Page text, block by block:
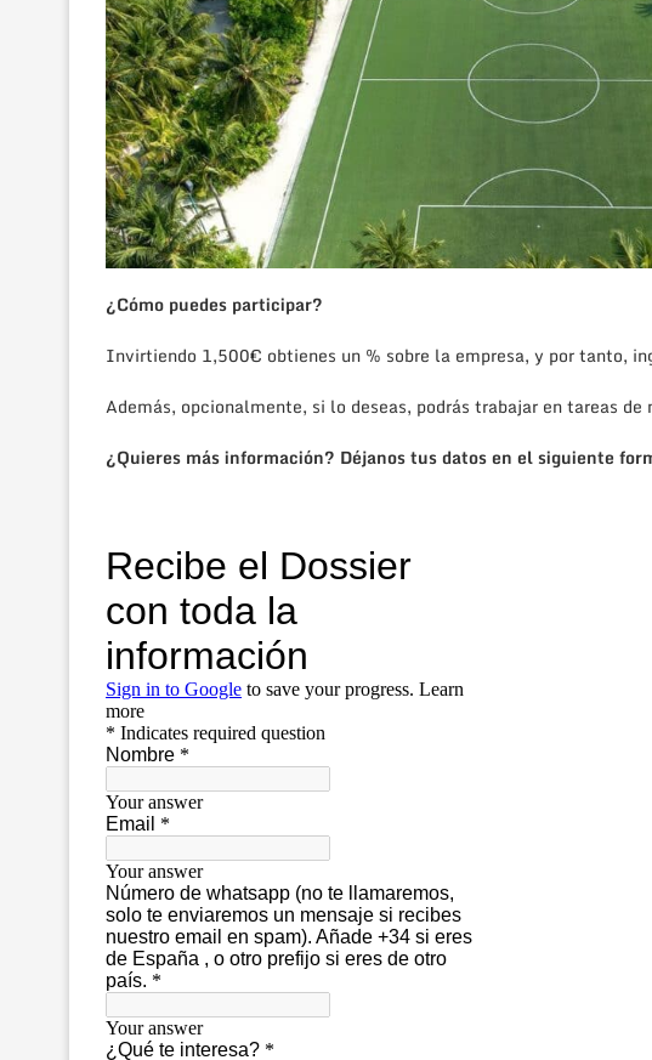
¿Cómo puedes participar?
Invirtiendo 1,500€ obtienes un % sobre la empresa, y por tanto,
Además, opcionalmente, si lo deseas, podrás trabajar en tareas
¿Quieres más información? Déjanos tus datos en el siguiente